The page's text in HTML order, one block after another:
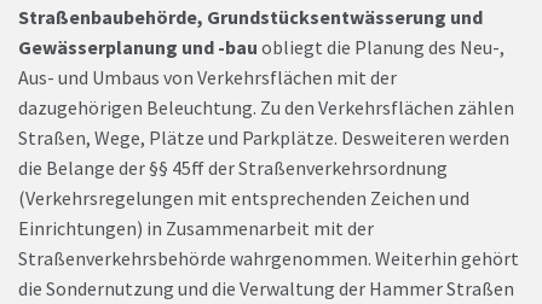
Straßenbaubehörde, Grundstücksentwässerung und
Gewässerplanung und -bau obliegt die Planung des Neu-,
Aus- und Umbaus von Verkehrsflächen mit der
dazugehörigen Beleuchtung. Zu den Verkehrsflächen zählen
Straßen, Wege, Plätze und Parkplätze. Desweiteren werden
die Belange der §§ 45ff der Straßenverkehrsordnung
(Verkehrsregelungen mit entsprechenden Zeichen und
Einrichtungen) in Zusammenarbeit mit der
Straßenverkehrsbehörde wahrgenommen. Weiterhin gehört
die Sondernutzung und die Verwaltung der Hammer Straßen